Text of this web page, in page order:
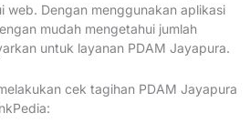
web. Dengan menggunakan aplikasi
mudah mengetahui jumlah
untuk layanan PDAM Jayapura.
cek tagihan PDAM Jayapura